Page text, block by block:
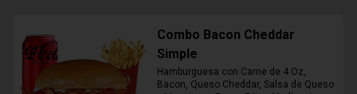
Combo Bacon Cheddar
Simple
Hamburguesa con Carne de 4 Oz,
Bacon, Queso Cheddar, Salsa de Queso